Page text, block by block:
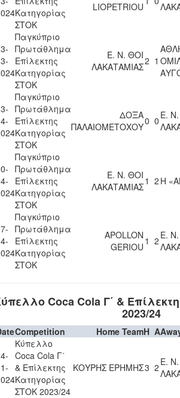
Κατηγορίας
ΣΤΟΚ
LIOPETRIOU
Παγκύπριο
Πρωτάθλημα
Επίλεκτης
Κατηγορίας
ΣΤΟΚ
Ε. Ν. ΘΟΙ
ΛΑΚΑΤΑΜΙΑΣ2 1
Παγκύπριο
Πρωτάθλημα
Επίλεκτης
Κατηγορίας
ΣΤΟΚ
ΔΟΞΑ
ΠΑΛΑΙΟΜΕΤΟΧΟΥ0 0 Ε.
Παγκύπριο
Πρωτάθλημα
Επίλεκτης
Κατηγορίας
ΣΤΟΚ
Ε. Ν. ΘΟΙ
ΛΑΚΑΤΑΜΙΑΣ1 2 Η
Παγκύπριο
Πρωτάθλημα
Επίλεκτης
Κατηγορίας
ΣΤΟΚ
APOLLON
GERIOU 1 2 Ε.
Coca Cola Γ΄ &
2023/24
Competition Home TeamH A
Κύπελλο
Coca Cola Γ΄
& Επίλεκτης
Κατηγορίας
ΣΤΟΚ 2023/24
ΚΟΥΡΗΣ ΕΡΗΜΗΣ3 2 Ε.